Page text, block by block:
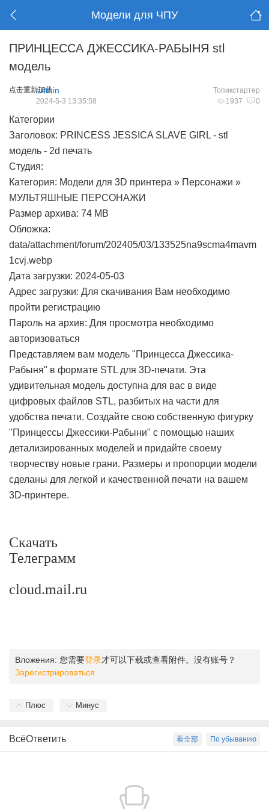
Модели для ЧПУ
ПРИНЦЕССА ДЖЕССИКА-РАБЫНЯ stl
модель
点击重新加载 Топикстартер
admin
1937 0
2024-5-3 13:35:58
Категории
Заголовок: PRINCESS JESSICA SLAVE GIRL - stl
модель - 2d печать
Студия:
Категория: Модели для 3D принтера » Персонажи »
МУЛЬТЯШНЫЕ ПЕРСОНАЖИ
Размер архива: 74 MB
Обложка:
data/attachment/forum/202405/03/133525na9scma4mavm
1cvj.webp
Дата загрузки: 2024-05-03
Адрес загрузки: Для скачивания Вам необходимо
пройти регистрацию
Пароль на архив: Для просмотра необходимо
авторизоваться
Представляем вам модель "Принцесса Джессика-
Рабыня" в формате STL для 3D-печати. Эта
удивительная модель доступна для вас в виде
цифровых файлов STL, разбитых на части для
удобства печати. Создайте свою собственную фигурку
"Принцессы Джессики-Рабыни" с помощью наших
детализированных моделей и придайте своему
творчеству новые грани. Размеры и пропорции модели
сделаны для легкой и качественной печати на вашем
3D-принтере.
Скачать
Телеграмм
cloud.mail.ru
Вложения: 您需要登录才可以下载或查看附件。没有账号？
Зарегистрироваться
Плюс Минус
По убыванию
看全部
ВсёОтветить